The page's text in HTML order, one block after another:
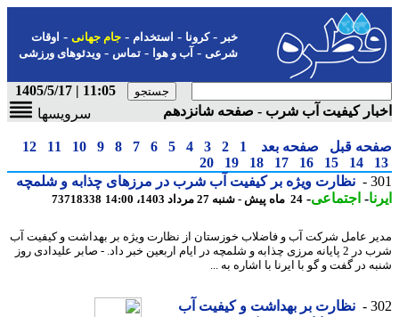
-کرونا-استخدام- جام جهانی-اوقات
شرعی-آب و هوا-تماس-ویدئوهای ورزشی
11:05 | 1405/5/17
کیفیت آب شرب - صفحه شانزدهم
سرویسها
قبل صفحه بعد 1
2
3
4
5
6
7
8
9
10
11
12
14
15
16
17
18
19
20
نظارت ویژه بر کیفیت آب شرب در مرزهای چذابه و شلمچه
-اجتماعی-24 ماه پیش - شنبه 27 مرداد 1403، 14:00 73718338
عامل شرکت آب و فاضلاب خوزستان از نظارت ویژه بر بهداشت و کیفیت آب
شرب در 2 پایانه مرزی چذابه و شلمچه در ایام اربعین خبر داد. - صابر علیدادی روز
در گفت و گو با ایرنا با اشاره به ...
نظارت بر بهداشت و کیفیت آب